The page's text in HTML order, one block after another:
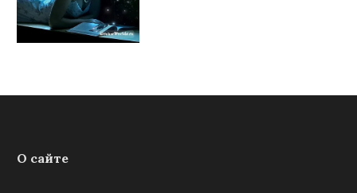
О сайте